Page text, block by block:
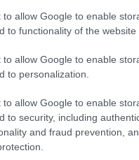
to allow Google to enable
to functionality of the website
to allow Google to enable
to personalization.
to allow Google to enable
to security, including
and fraud prevention,
να υπαρχει
παιδια?!!!
σίγουροι
φίλε!! Πριν κάνουμε
σίγουροι ότι δεν